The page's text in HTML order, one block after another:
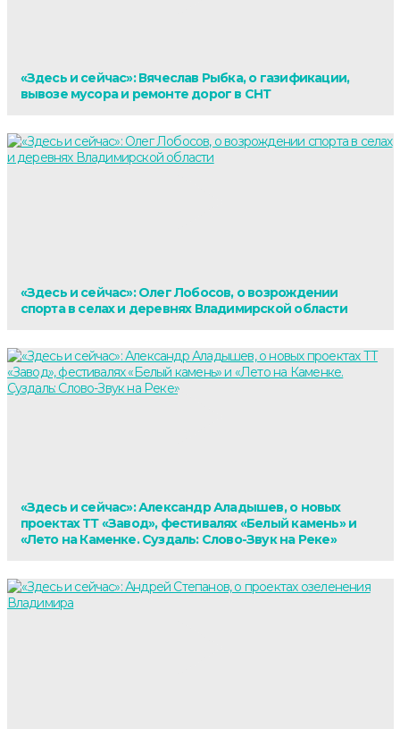
«Здесь и сейчас»: Вячеслав Рыбка, о газификации,
вывозе мусора и ремонте дорог в СНТ
«Здесь и сейчас»: Олег Лобосов, о возрождении
спорта в селах и деревнях Владимирской области
«Здесь и сейчас»: Александр Аладышев, о новых
проектах ТТ «Завод», фестивалях «Белый камень» и
«Лето на Каменке. Суздаль: Слово-Звук на Реке»